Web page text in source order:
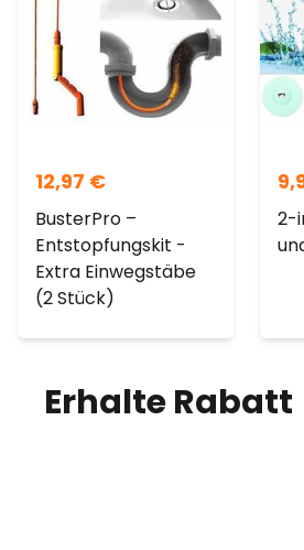
12,97 €
BusterPro –
Entstopfungskit -
Extra Einwegstäbe
(2 Stück)
2-
Erhalte Rabatt